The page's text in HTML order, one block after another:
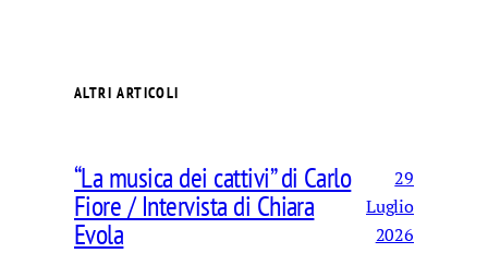
ALTRI ARTICOLI
“La musica dei cattivi” di Carlo
Fiore / Intervista di Chiara
Evola
29
Luglio
2026